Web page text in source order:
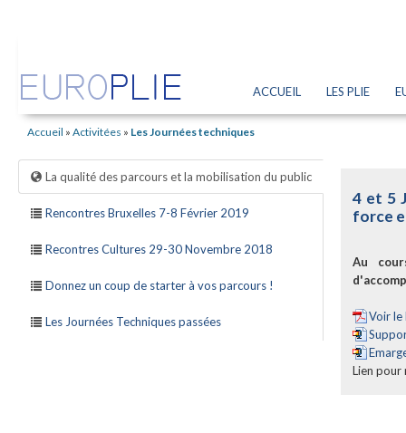
ACCUEIL LES PLIE
Accueil » Activitées » Les Journées techniques
La qualité des parcours et la mobilisation du public
Rencontres Bruxelles 7-8 Février 2019
Recontres Cultures 29-30 Novembre 2018
Donnez un coup de starter à vos parcours !
Les Journées Techniques passées
4 et 5
force
Au
Voir le
Lien pour